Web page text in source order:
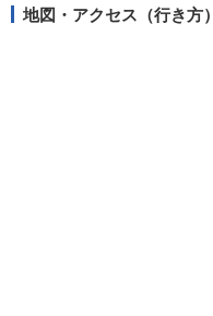
地図・アクセス（行き方）